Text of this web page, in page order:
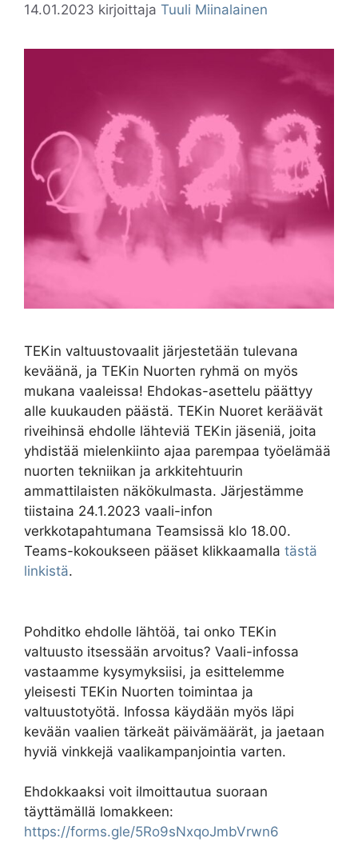
14.01.2023 kirjoittaja Tuuli Miinalainen
TEKin valtuustovaalit järjestetään tulevana
keväänä, ja TEKin Nuorten ryhmä on myös
mukana vaaleissa! Ehdokas-asettelu päättyy
alle kuukauden päästä. TEKin Nuoret keräävät
riveihinsä ehdolle lähteviä TEKin jäseniä, joita
yhdistää mielenkiinto ajaa parempaa työelämää
nuorten tekniikan ja arkkitehtuurin
ammattilaisten näkökulmasta. Järjestämme
tiistaina 24.1.2023 vaali-infon
verkkotapahtumana Teamsissä klo 18.00.
Teams-kokoukseen pääset klikkaamalla tästä
linkistä.
Pohditko ehdolle lähtöä, tai onko TEKin
valtuusto itsessään arvoitus? Vaali-infossa
vastaamme kysymyksiisi, ja esittelemme
yleisesti TEKin Nuorten toimintaa ja
valtuustotyötä. Infossa käydään myös läpi
kevään vaalien tärkeät päivämäärät, ja jaetaan
hyviä vinkkejä vaalikampanjointia varten.
Ehdokkaaksi voit ilmoittautua suoraan
täyttämällä lomakkeen:
https://forms.gle/5Ro9sNxqoJmbVrwn6